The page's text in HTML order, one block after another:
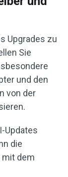
Upgrades zu
Sie
und den
von der
Updates
die
mit dem